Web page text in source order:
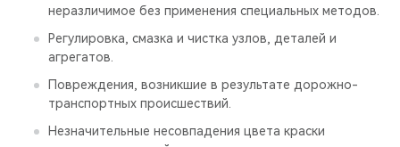
неразличимое без применения специальных методов.
Регулировка, смазка и чистка узлов, деталей и
агрегатов.
Повреждения, возникшие в результате дорожно-
транспортных происшествий.
Незначительные несовпадения цвета краски